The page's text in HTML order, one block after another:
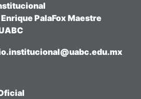
PalaFox Maestre